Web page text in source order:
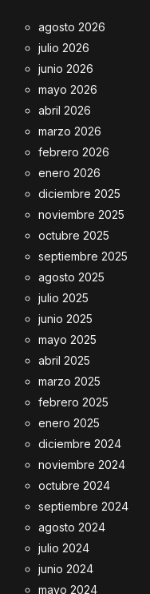
agosto 2026
julio 2026
junio 2026
mayo 2026
abril 2026
marzo 2026
febrero 2026
enero 2026
diciembre 2025
noviembre 2025
octubre 2025
septiembre 2025
agosto 2025
julio 2025
junio 2025
mayo 2025
abril 2025
marzo 2025
febrero 2025
enero 2025
diciembre 2024
noviembre 2024
octubre 2024
septiembre 2024
agosto 2024
julio 2024
junio 2024
mayo 2024